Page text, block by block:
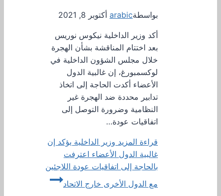
بواسطةarabic أكتوبر 8, 2021
أكد وزير الداخلية نيكوس نوريس
بعد اختتام المناقشة بشأن الهجرة
خلال مجلس الشؤون الداخلية في
لوكسمبورغ، إن غالبية الدول
الأعضاء أكدت الحاجة إلى اتخاذ
تدابير محددة ضد الهجرة غير
النظامية وضرورة التوصل إلى
اتفاقيات عودة…
قراءة المزيد وزير الداخلية يؤكد إن
غالبية الدول الأعضاء اعترفت
بالحاجة إلى اتفاقيات عودة اللاجئين
مع الدول الأخرى خارج الاتحاد